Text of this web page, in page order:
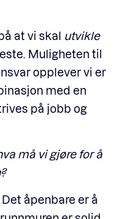
at vi skal utvikle
Muligheten til
opplever vi er
med en
på jobb og
må vi gjøre for å
åpenbare er å